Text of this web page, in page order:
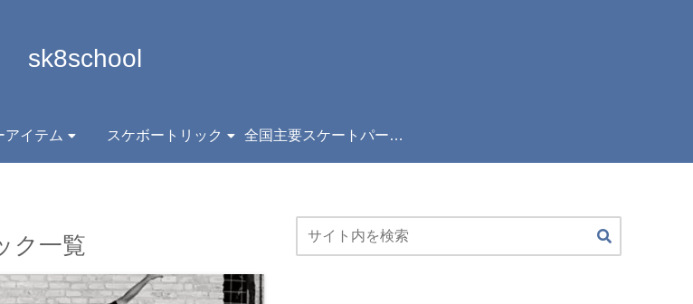
sk8school
アイテム スケボートリック 全国主要スケートパーク完全ガイド！雨の日でも滑れる屋内パーク＆利用規則まとめ
ク一覧